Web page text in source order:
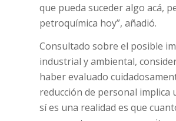
que pueda suceder algo acá,
petroquímica hoy”, añadió.
Consultado sobre el posible
industrial y ambiental,
haber evaluado
reducción de personal implica
sí es una realidad es que